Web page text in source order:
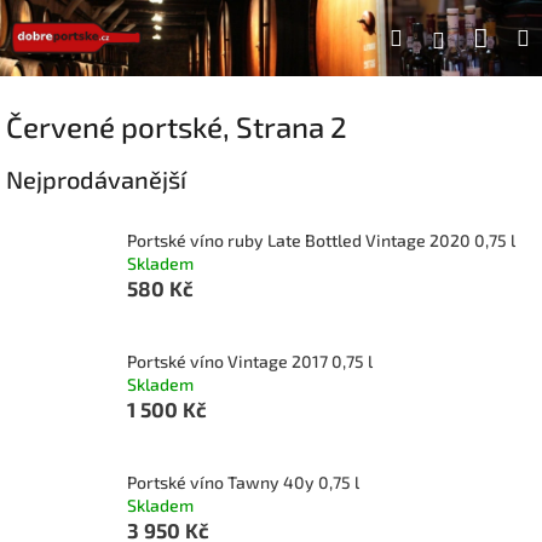
Přejít
na
obsah
Hledat
Červené portské, Strana 2
Nejprodávanější
Portské víno ruby Late Bottled Vintage 2020 0,75 l
Skladem
580 Kč
Portské víno Vintage 2017 0,75 l
Skladem
1 500 Kč
Portské víno Tawny 40y 0,75 l
Skladem
3 950 Kč